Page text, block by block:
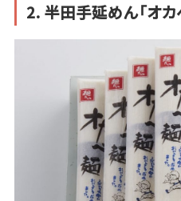
2. 半田手延めん「オ